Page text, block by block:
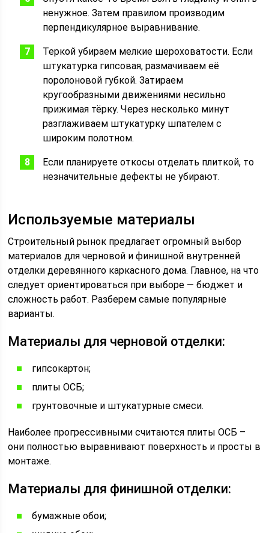
ненужное. Затем правилом производим
перпендикулярное выравнивание.
Теркой убираем мелкие шероховатости. Если
штукатурка гипсовая, размачиваем её
поролоновой губкой. Затираем
кругообразными движениями несильно
прижимая тёрку. Через несколько минут
разглаживаем штукатурку шпателем с
широким полотном.
Если планируете откосы отделать плиткой, то
незначительные дефекты не убирают.
Используемые материалы
Строительный рынок предлагает огромный выбор
материалов для черновой и финишной внутренней
отделки деревянного каркасного дома. Главное, на что
следует ориентироваться при выборе — бюджет и
сложность работ. Разберем самые популярные
варианты.
Материалы для черновой отделки:
гипсокартон;
плиты ОСБ;
грунтовочные и штукатурные смеси.
Наиболее прогрессивными считаются плиты ОСБ –
они полностью выравнивают поверхность и просты в
монтаже.
Материалы для финишной отделки:
бумажные обои;